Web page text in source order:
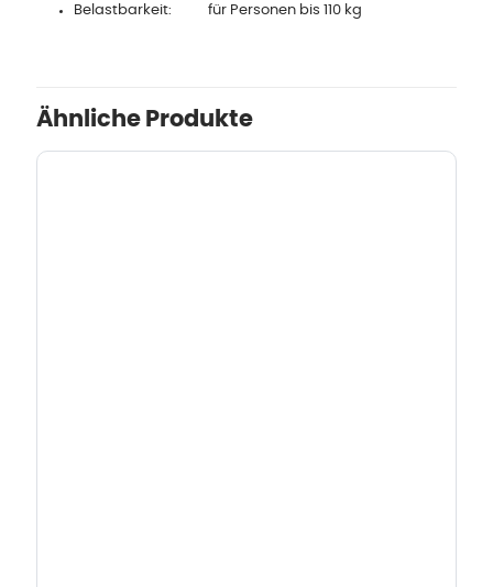
Belastbarkeit: für Personen bis 110 kg
Ähnliche Produkte